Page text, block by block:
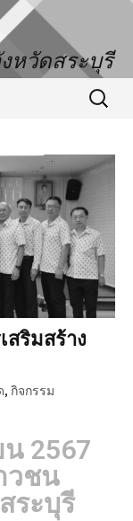
หวัดสระบุรี
สริมสร้าง
, กิจกรรม
2567
วชน
ระบุรี